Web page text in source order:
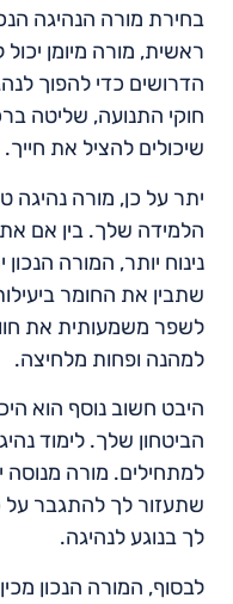
בחירת מורה הנהיגה
ראשית, מורה מיומן
הדרושים כדי להפוך
חוקי התנועה, שליטה
שיכולים להציל את חייך.
יתר על כן, מורה נהיגה
הלמידה שלך. בין אם
נינוח יותר, המורה
שתבין את החומר
לשפר משמעותית את
למהנה ופחות מלחיצה.
היבט חשוב נוסף הוא
הביטחון שלך. לימוד
למתחילים. מורה מנוסה
שתעזור לך להתגבר על
לך בנוגע לנהיגה.
לבסוף, המורה הנכון